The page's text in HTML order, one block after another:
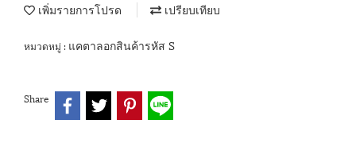
เพิ่มรายการโปรด เปรียบเทียบ
หมวดหมู่ : แคตาลอกสินค้ารหัส S
Share